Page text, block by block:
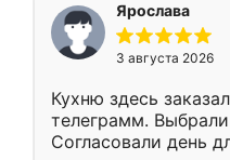
Ярослава
3 августа 2026
Кухню здесь
телеграмм.
Согласовали день